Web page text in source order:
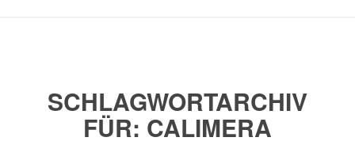
SCHLAGWORTARCHIV
FÜR: CALIMERA